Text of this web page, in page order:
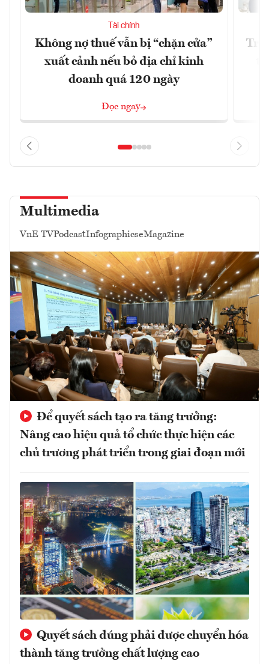
Tài chính
Không nợ thuế vẫn bị “chặn cửa”
xuất cảnh nếu bỏ địa chỉ kinh
doanh quá 120 ngày
Đọc ngay
Multimedia
VnE TVPodcastInfographicseMagazine
Để quyết sách tạo ra tăng trưởng:
Nâng cao hiệu quả tổ chức thực hiện các
chủ trương phát triển trong giai đoạn mới
Quyết sách đúng phải được chuyển hóa
thành tăng trưởng chất lượng cao